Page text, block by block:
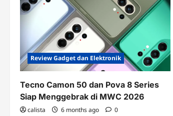
Review Gadget dan Elektronik
Tecno Camon 50 dan Pova 8 Series
Siap Menggebrak di MWC 2026
calista 6 months ago 0